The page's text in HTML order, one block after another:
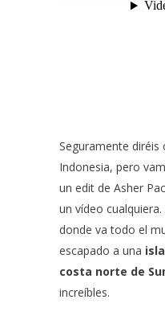
Seguramente
Indonesia, pero
un edit de Asher
un vídeo
donde va todo el
escapado a una
costa norte de
increíbles.